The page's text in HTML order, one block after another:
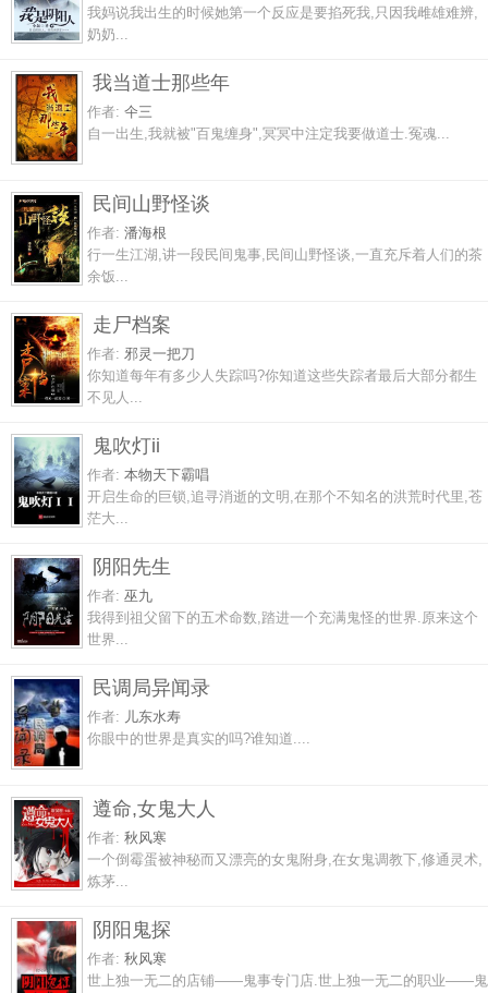
我妈说我出生的时候她第一个反应是要掐死我,只因我雌雄难辨,
奶奶...
我当道士那些年
作者: 仐三
自一出生,我就被"百鬼缠身",冥冥中注定我要做道士.冤魂...
民间山野怪谈
作者: 潘海根
行一生江湖,讲一段民间鬼事,民间山野怪谈,一直充斥着人们的茶
余饭...
走尸档案
作者: 邪灵一把刀
你知道每年有多少人失踪吗?你知道这些失踪者最后大部分都生
不见人...
鬼吹灯ii
作者: 本物天下霸唱
开启生命的巨锁,追寻消逝的文明,在那个不知名的洪荒时代里,苍
茫大...
阴阳先生
作者: 巫九
我得到祖父留下的五术命数,踏进一个充满鬼怪的世界.原来这个
世界...
民调局异闻录
作者: 儿东水寿
你眼中的世界是真实的吗?谁知道....
遵命,女鬼大人
作者: 秋风寒
一个倒霉蛋被神秘而又漂亮的女鬼附身,在女鬼调教下,修通灵术,
炼茅...
阴阳鬼探
作者: 秋风寒
世上独一无二的店铺——鬼事专门店.世上独一无二的职业——鬼